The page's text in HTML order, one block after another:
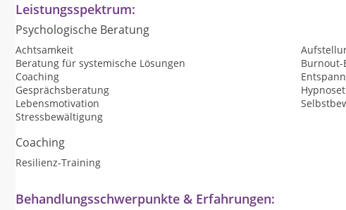
Leistungsspektrum:
Psychologische Beratung
Achtsamkeit
Beratung für systemische Lösungen
Coaching
Gesprächsberatung
Lebensmotivation
Stressbewältigung
Coaching
Resilienz-Training
Behandlungsschwerpunkte & Erfahrungen: